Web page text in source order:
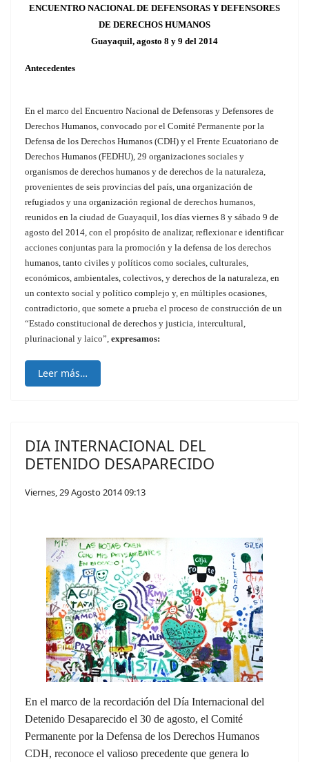
ENCUENTRO NACIONAL DE DEFENSORAS Y DEFENSORES
DE DERECHOS HUMANOS
Guayaquil, agosto 8 y 9 del 2014
Antecedentes
En el marco del Encuentro Nacional de Defensoras y Defensores de
Derechos Humanos, convocado por el Comité Permanente por la
Defensa de los Derechos Humanos (CDH) y el Frente Ecuatoriano de
Derechos Humanos (FEDHU), 29 organizaciones sociales y
organismos de derechos humanos y de derechos de la naturaleza,
provenientes de seis provincias del país, una organización de
refugiados y una organización regional de derechos humanos,
reunidos en la ciudad de Guayaquil, los días viernes 8 y sábado 9 de
agosto del 2014, con el propósito de analizar, reflexionar e identificar
acciones conjuntas para la promoción y la defensa de los derechos
humanos, tanto civiles y políticos como sociales, culturales,
económicos, ambientales, colectivos, y derechos de la naturaleza, en
un contexto social y político complejo y, en múltiples ocasiones,
contradictorio, que somete a prueba el proceso de construcción de un
“Estado constitucional de derechos y justicia, intercultural,
plurinacional y laico”, expresamos:
Leer más…
DIA INTERNACIONAL DEL
DETENIDO DESAPARECIDO
Viernes, 29 Agosto 2014 09:13
En el marco de la recordación del Día Internacional del
Detenido Desaparecido el 30 de agosto, el Comité
Permanente por la Defensa de los Derechos Humanos
CDH, reconoce el valioso precedente que genera lo